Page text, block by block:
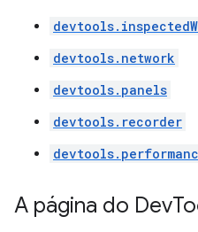
devtools.network
devtools.panels
devtools.recorder
A página do Dev